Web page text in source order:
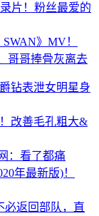
片！粉丝最爱的
》MV！
哥哥捧骨灰离去
钻表泄女明星身
改善毛孔粗大&
：看了都痛
年最新版)！
必返回部队，直